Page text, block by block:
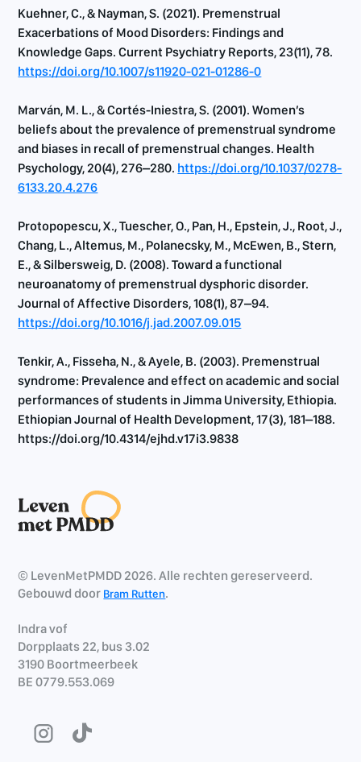
Kuehner, C., & Nayman, S. (2021). Premenstrual
Exacerbations of Mood Disorders: Findings and
Knowledge Gaps. Current Psychiatry Reports, 23(11), 78.
https://doi.org/10.1007/s11920-021-01286-0
Marván, M. L., & Cortés-Iniestra, S. (2001). Women’s
beliefs about the prevalence of premenstrual syndrome
and biases in recall of premenstrual changes. Health
Psychology, 20(4), 276–280. https://doi.org/10.1037/0278-
6133.20.4.276
Protopopescu, X., Tuescher, O., Pan, H., Epstein, J., Root, J.,
Chang, L., Altemus, M., Polanecsky, M., McEwen, B., Stern,
E., & Silbersweig, D. (2008). Toward a functional
neuroanatomy of premenstrual dysphoric disorder.
Journal of Affective Disorders, 108(1), 87–94.
https://doi.org/10.1016/j.jad.2007.09.015
Tenkir, A., Fisseha, N., & Ayele, B. (2003). Premenstrual
syndrome: Prevalence and effect on academic and social
performances of students in Jimma University, Ethiopia.
Ethiopian Journal of Health Development, 17(3), 181–188.
https://doi.org/10.4314/ejhd.v17i3.9838
© LevenMetPMDD 2026. Alle rechten gereserveerd.
Gebouwd door Bram Rutten.
Indra vof
Dorpplaats 22, bus 3.02
3190 Boortmeerbeek
BE 0779.553.069